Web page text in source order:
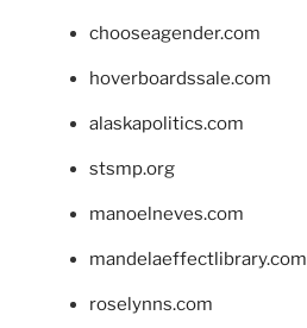
chooseagender.com
hoverboardssale.com
alaskapolitics.com
stsmp.org
manoelneves.com
mandelaeffectlibrary.com
roselynns.com